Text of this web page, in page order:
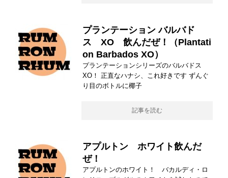
プランテーション バルバド
ス XO 飲んだぜ！（Plantati
on Barbados XO）
プランテーションシリーズのバルバドス
XO！ 正直なハナシ、これ好きです ずんぐ
り目のボトルに椰子
記事を読む
アプルトン ホワイト飲んだ
ぜ！
アプルトンのホワイト！ バカルディ・ロ